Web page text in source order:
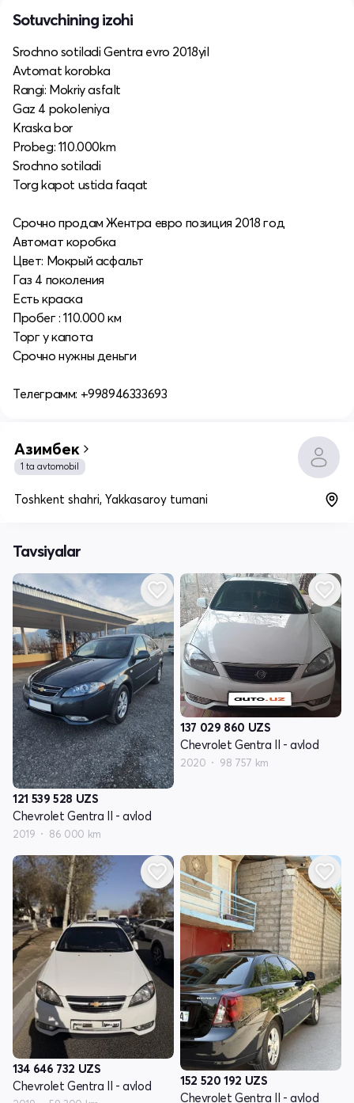
Sotuvchining izohi
Srochno sotiladi Gentra evro 2018yil
Avtomat korobka
Rangi: Mokriy asfalt
Gaz 4 pokoleniya
Kraska bor
Probeg: 110.000km
Srochno sotiladi
Torg kapot ustida faqat
Срочно продам Жентра евро позиция 2018 год
Автомат коробка
Цвет: Мокрый асфальт
Газ 4 поколения
Есть краска
Пробег : 110.000 км
Торг у капота
Срочно нужны деньги
Телеграмм: +998946333693
Азимбек
1 ta avtomobil
Toshkent shahri, Yakkasaroy tumani
Tavsiyalar
121 539 528 UZS
Chevrolet Gentra II - avlod
2019 86 000 km
137 029 860 UZS
Chevrolet Gentra II - avlod
2020 98 757 km
134 646 732 UZS
Chevrolet Gentra II - avlod
152 520 192 UZS
Chevrolet Gentra II - avlod